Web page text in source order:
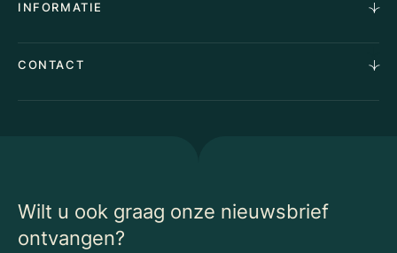
Stille verkoop
Taxaties
Advies
Waarom Klaassen
Vacatures
Algemene voorwaarden
INFORMATIE
Vergunningen
CONTACT
Wilt u ook graag onze nieuwsbrief
ontvangen?